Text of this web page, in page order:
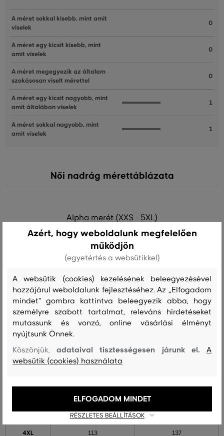
A méret sokkal kisebb, mint amit
viselek
0
A méret egy kicsit kisebb, mint
amit viselek
0
A méret megegyezik az általam
szokásosan viselt mérettel
0
A méret egy kicsit nagyobb, mint
amit általában viselek
1
A méret sokkal nagyobb, mint
amit viselek
1
Női nadrág mérettáblázata
Alpha merét (XXS - 5XL)
MÉRET DERÉK [A] (cm) CSÍPŐ [B] (cm)
56
XS 62 86
S 68 92
M 74
XL
2XL
3XL 104 128
4XL 113 137
Azért, hogy weboldalunk megfelelően
működjön
(egyetértés a websütikkel)
A websütik (cookies) kezelésének beleegyezésével
hozzájárul weboldalunk fejlesztéséhez. Az „Elfogadom
mindet" gombra kattintva beleegyezik abba, hogy
személyre szabott tartalmat, releváns hirdetéseket
mutassunk és vonzó, online vásárlási élményt
nyújtsunk Önnek.
Köszönjük,adataival tisztességesen járunk el.A
websütik (cookies) használata
RÉSZLETES BEÁLLÍTÁSOK
ELFOGADOM MINDET